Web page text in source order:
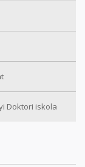
Doktori iskola